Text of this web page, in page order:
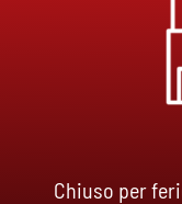
Il nostro
Chiuso per